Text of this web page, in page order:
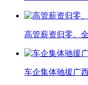
高管薪资归零、
车企集体驰援广